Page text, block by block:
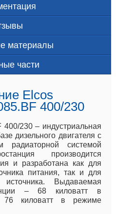
материалы
части
Elcos
400/230
400/230 – индустриальная
дизельного двигателя с
радиаторной системой
производится
и разработана как для
питания, так и для
источника. Выдаваемая
– 68 киловатт в
киловатт в режиме